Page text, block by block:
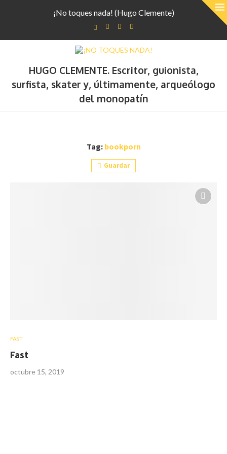
¡No toques nada! (Hugo Clemente)
HUGO CLEMENTE. Escritor, guionista,
surfista, skater y, últimamente, arqueólogo
del monopatín
Tag: bookporn
Guardar
FAST
Fast
octubre 15, 2019